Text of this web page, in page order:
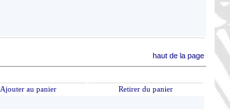
haut de la page
Ajouter au panier Retirer du panier